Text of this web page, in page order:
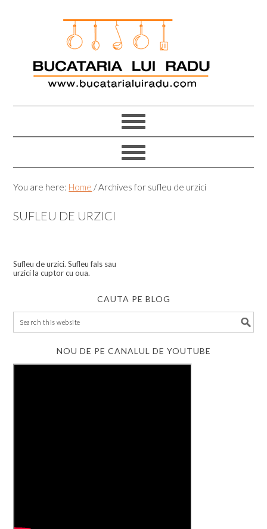
You are here: Home /Archives for sufleu de urzici
SUFLEU DE URZICI
Sufleu de urzici. Sufleu fals sau
urzici la cuptor cu oua.
CAUTA PE BLOG
NOU DE PE CANALUL DE YOUTUBE